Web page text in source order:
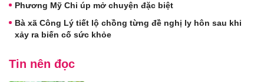
Phương Mỹ Chi úp mở chuyện đặc biệt
Bà xã Công Lý tiết lộ chồng từng đề nghị ly hôn sau khi
xảy ra biến cố sức khỏe
Tin nên đọc